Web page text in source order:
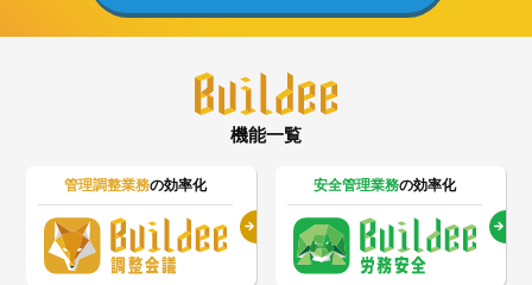
機能一覧
管理調整業務の効率化 安全管理業務の効率化